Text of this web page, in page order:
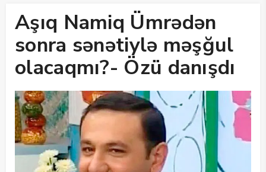
Aşıq Namiq Ümrədən
sonra sənətiylə məşğul
olacaqmı?- Özü danışdı